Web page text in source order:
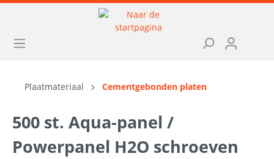
Plaatmateriaal Cementgebonden platen
500 st. Aqua-panel /
Powerpanel H2O schroeven